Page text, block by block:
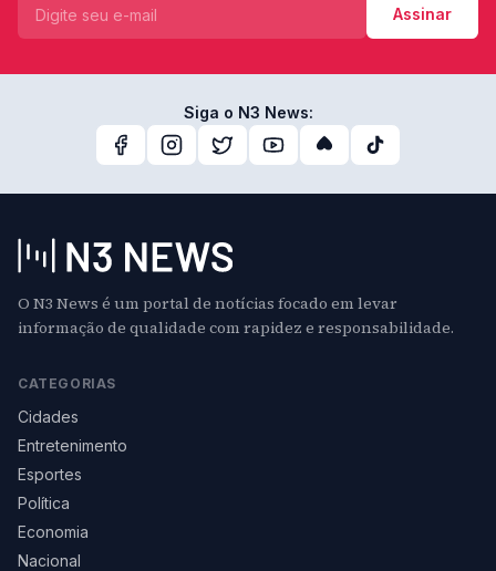
Assinar
Siga o N3 News:
O N3 News é um portal de notícias focado em levar
informação de qualidade com rapidez e responsabilidade.
CATEGORIAS
Cidades
Entretenimento
Esportes
Política
Economia
Nacional